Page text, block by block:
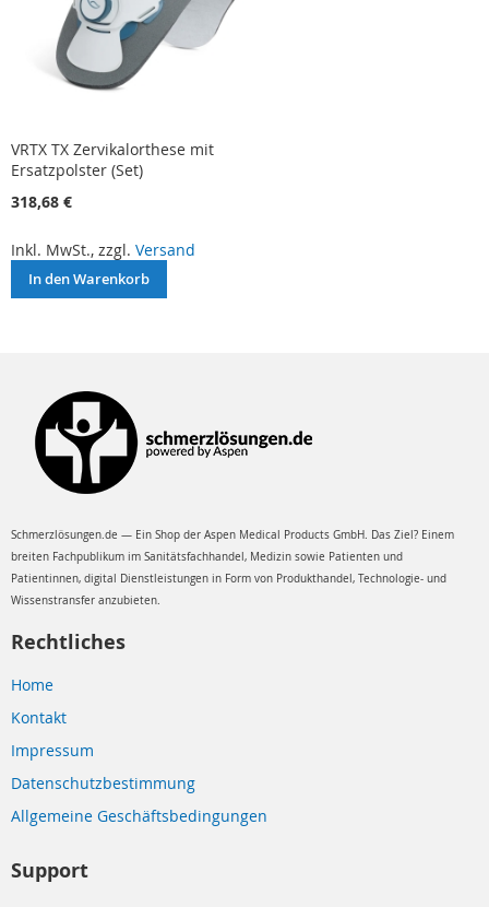
VRTX TX Zervikalorthese mit
Ersatzpolster (Set)
318,68 €
Inkl. MwSt., zzgl. Versand
In den Warenkorb
Schmerzlösungen.de — Ein Shop der Aspen Medical Products GmbH. Das Ziel? Einem
breiten Fachpublikum im Sanitätsfachhandel, Medizin sowie Patienten und
Patientinnen, digital Dienstleistungen in Form von Produkthandel, Technologie- und
Wissenstransfer anzubieten.
Rechtliches
Home
Kontakt
Impressum
Datenschutzbestimmung
Allgemeine Geschäftsbedingungen
Support